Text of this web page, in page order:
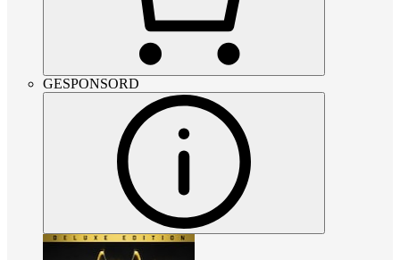
GESPONSORD